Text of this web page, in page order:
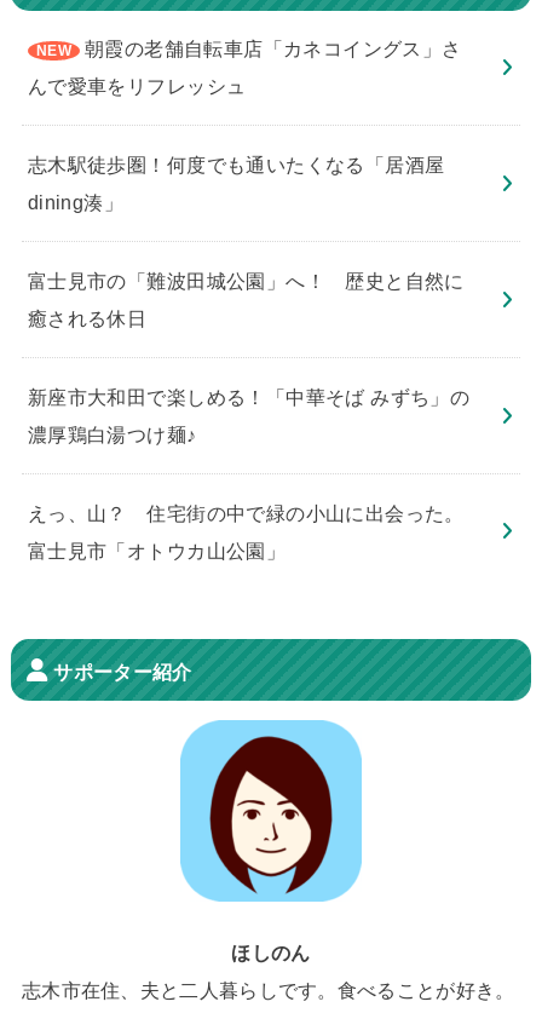
朝霞の老舗自転車店「カネコイングス」さ
んで愛車をリフレッシュ
志木駅徒歩圏！何度でも通いたくなる「居酒屋
dining湊」
​富士見市の「難波田城公園」へ！ 歴史と自然に
癒される休日
新座市大和田で楽しめる！「中華そば みずち」の
濃厚鶏白湯つけ麺♪
えっ、山？ 住宅街の中で緑の小山に出会った。
富士見市「オトウカ山公園」
サポーター紹介
ほしのん
志木市在住、夫と二人暮らしです。食べることが好き。